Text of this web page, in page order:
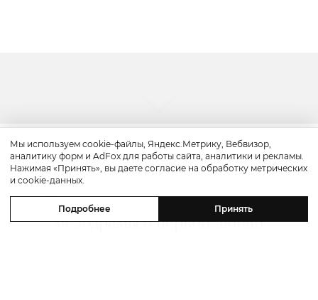
Культура
«Чужой звонок»: смотрим тизер
мелодрамы о первой любви
Мы используем cookie-файлы, Яндекс.Метрику, Вебвизор,
аналитику форм и AdFox для работы сайта, аналитики и рекламы.
Нажимая «Принять», вы даете согласие на обработку метрических
и cookie-данных.
Подробнее Принять